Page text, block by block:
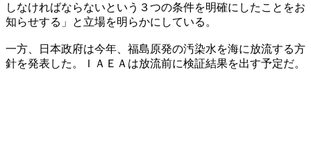
しなければならないという３つの条件を明確にしたことをお
知らせする」と立場を明らかにしている。
一方、日本政府は今年、福島原発の汚染水を海に放流する方
針を発表した。ＩＡＥＡは放流前に検証結果を出す予定だ。